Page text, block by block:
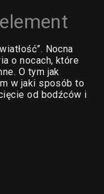
Nocna
o nocach, które
O tym jak
w jaki sposób to
od bodźców i